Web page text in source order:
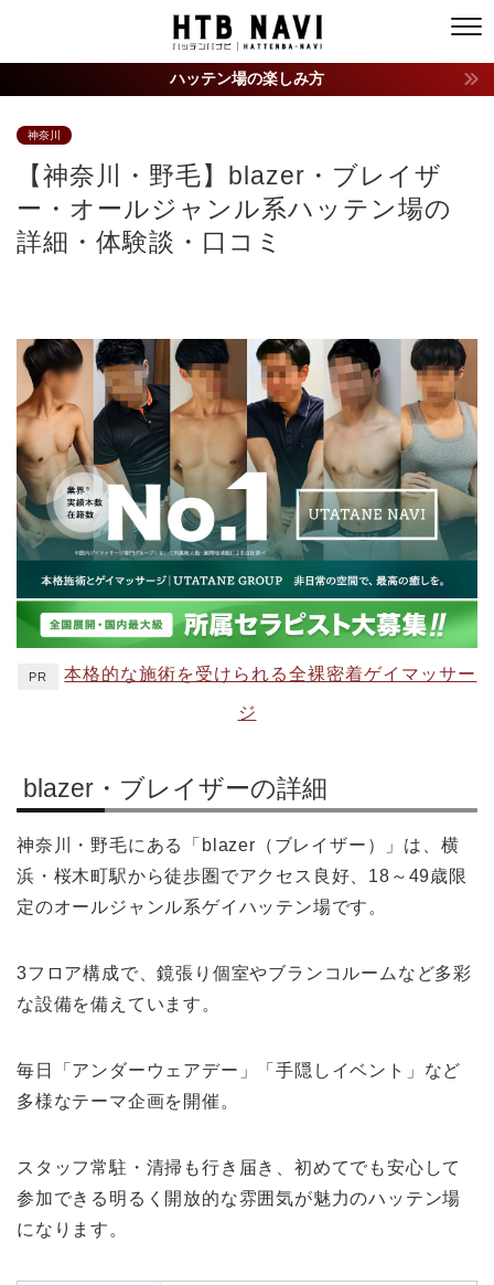
ハッテン場の楽しみ方
神奈川
【神奈川・野毛】blazer・ブレイザ
ー・オールジャンル系ハッテン場の
詳細・体験談・口コミ
PR 本格的な施術を受けられる全裸密着ゲイマッサー
ジ
blazer・ブレイザーの詳細
神奈川・野毛にある「blazer（ブレイザー）」は、横
浜・桜木町駅から徒歩圏でアクセス良好、18～49歳限
定のオールジャンル系ゲイハッテン場です。
3フロア構成で、鏡張り個室やブランコルームなど多彩
な設備を備えています。
毎日「アンダーウェアデー」「手隠しイベント」など
多様なテーマ企画を開催。
スタッフ常駐・清掃も行き届き、初めてでも安心して
参加できる明るく開放的な雰囲気が魅力のハッテン場
になります。